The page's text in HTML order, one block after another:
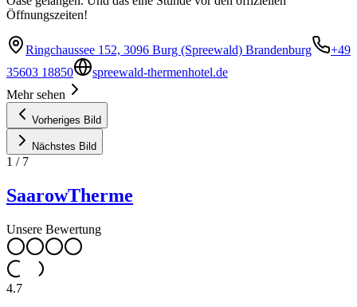
Öffnungszeiten!
Ringchaussee 152, 3096 Burg (Spreewald) Brandenburg
+49
35603 18850
spreewald-thermenhotel.de
Mehr sehen
Vorheriges Bild
Nächstes Bild
1 / 7
SaarowTherme
Unsere Bewertung
4.7